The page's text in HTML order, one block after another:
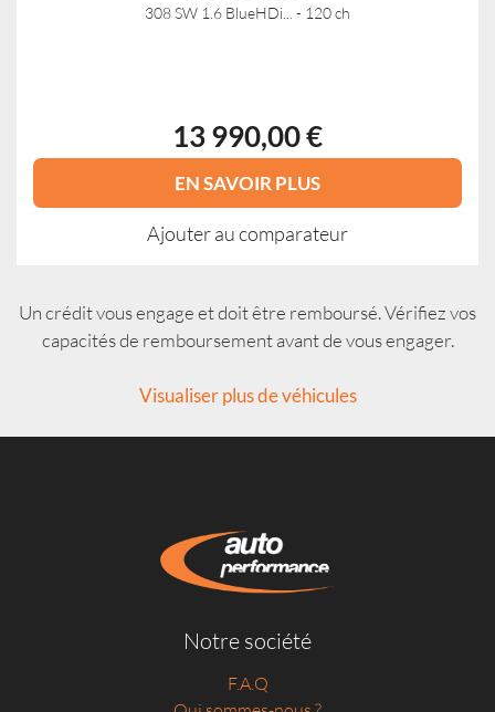
308 SW 1.6 BlueHDi... - 120 ch
13 990,00 €
EN SAVOIR PLUS
Ajouter au comparateur
Un crédit vous engage et doit être remboursé. Vérifiez vos
capacités de remboursement avant de vous engager.
Visualiser plus de véhicules
Notre société
F.A.Q